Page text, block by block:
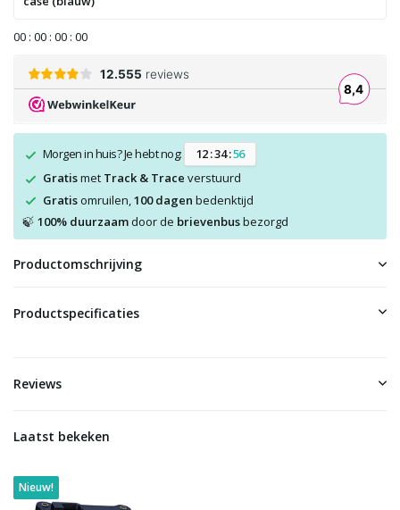
00 : 00 : 00 : 00
Morgen in huis? Je hebt nog: 12:34:56
Gratismet Track & Trace verstuurd
Gratisomruilen, 100 dagen bedenktijd
🍃 100% duurzaamdoor de brievenbusbezorgd
Productomschrijving
Productspecificaties
Reviews
Laatst bekeken
Nieuw!